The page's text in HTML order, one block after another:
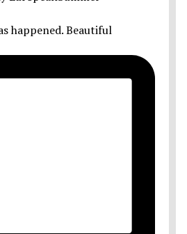
happened. Beautiful